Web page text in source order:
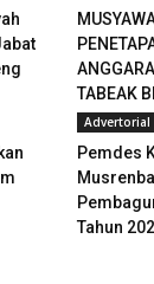
TABEAK
Advertorial
Pemdes
Tahun